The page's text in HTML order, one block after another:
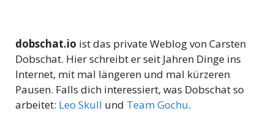
dobschat.io ist das private Weblog von Carsten
Dobschat. Hier schreibt er seit Jahren Dinge ins
Internet, mit mal längeren und mal kürzeren
Pausen. Falls dich interessiert, was Dobschat so
arbeitet: Leo Skull und Team Gochu.